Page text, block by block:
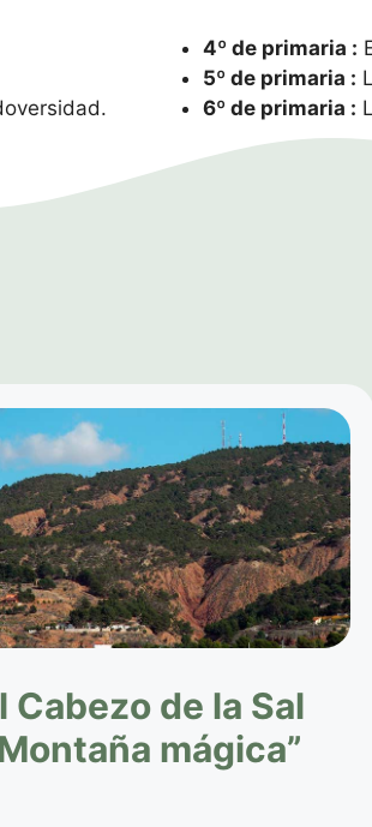
4º de primaria :
5º de primaria :
6º de primaria :
Cabezo de la Sal
mágica”